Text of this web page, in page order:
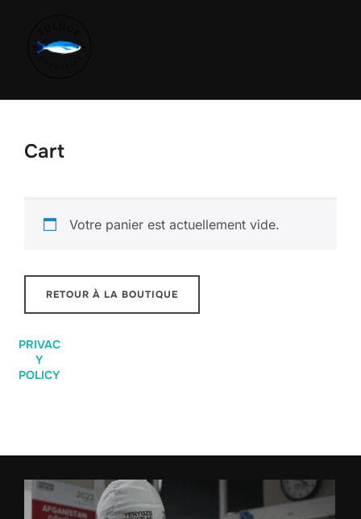
Cart
Votre panier est actuellement vide.
RETOUR À LA BOUTIQUE
PRIVAC
Y
POLICY